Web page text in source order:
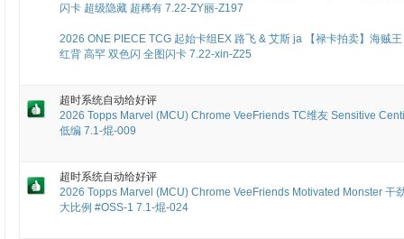
闪卡 超级隐藏 超稀有 7.22-ZY丽-Z197
2026 ONE PIECE TCG 起始卡组EX 路飞 & 艾斯 ja 【禄卡拍卖】海贼
红背 高罕 双色闪 全图闪卡 7.22-xin-Z25
超时系统自动给好评
2026 Topps Marvel (MCU) Chrome VeeFriends TC维友 Sensitive
低编 7.1-焜-009
超时系统自动给好评
2026 Topps Marvel (MCU) Chrome VeeFriends Motivated Monster 干
大比例 #OSS-1 7.1-焜-024